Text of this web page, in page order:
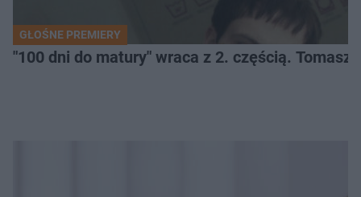
GŁOŚNE PREMIERY
"100 dni do matury" wraca z 2. częścią.